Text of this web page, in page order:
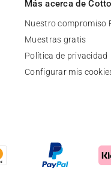
Más acerca de
Nuestro compromiso
Muestras gratis
Política de privacidad
Configurar mis